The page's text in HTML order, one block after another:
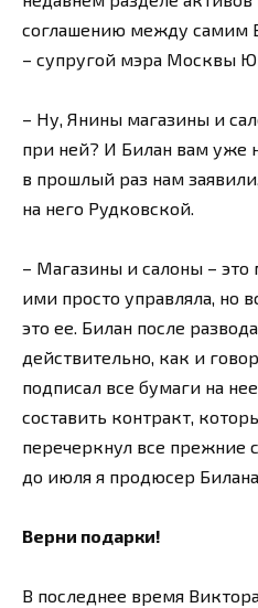
соглашению между самим
– супругой мэра Москвы
– Ну, Янины магазины и
при ней? И Билан вам уже
в прошлый раз нам
на него Рудковской.
– Магазины и салоны – это
ими просто управляла, но
это ее. Билан после
действительно, как и
подписал все бумаги на
составить контракт,
перечеркнул все прежние
до июля я продюсер
Верни подарки!
В последнее время